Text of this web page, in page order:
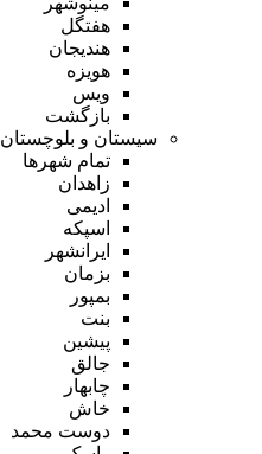
هفتگل
هندیجان
هویزه
ویس
بازگشت
سیستان و بلوچستان
تمام شهر‌ها
زاهدان
ادیمی
اسپکه
ایرانشهر
بزمان
بمپور
بنت
پیشین
جالق
چابهار
خاش
دوست محمد